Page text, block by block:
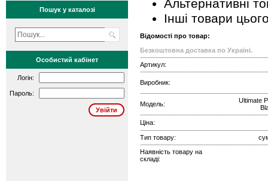
Пошук у каталозі
Особистий кабінет
Логін:
Пароль:
Альтернативні
Інші товари
Відомості про товар:
Безкоштовна доставка по Україні.
Артикул:
Виробник:
Модель:
Ultimate
Ціна:
Тип товару:
Наявність товару на
складі: